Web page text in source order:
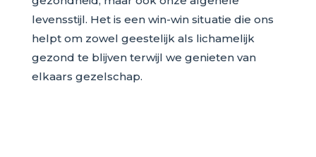
levensstijl. Het is een win-win situatie die ons
helpt om zowel geestelijk als lichamelijk
gezond te blijven terwijl we genieten van
elkaars gezelschap.